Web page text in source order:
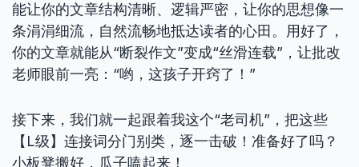
能让你的文章结构清晰、逻辑严密，让你的思想像一
条涓涓细流，自然流畅地抵达读者的心田。用好了，
你的文章就能从“断裂作文”变成“丝滑连载”，让批改
老师眼前一亮：“哟，这孩子开窍了！”
接下来，我们就一起跟着我这个“老司机”，把这些
【L级】连接词分门别类，逐一击破！准备好了吗？
小板凳搬好，瓜子嗑起来！